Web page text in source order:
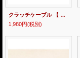
クラッチケーブル 【 NSRmini・NSR50/80 】
1,980円(税別)